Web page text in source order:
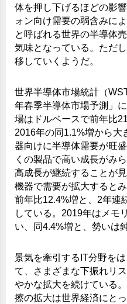
体を押し下げるほどの影
ォン向け需要の弱含みに
と呼ばれる世界の半導体
気味となっている。ただ
移していくようだ。
世界半導体市場統計（
年春季半導体市場予測」
場はドルベースで前年比
2016年の同1.1%増から大
器向けに半導体需要が旺
くの製品で高い成長がみ
高成長が継続することが
機器で需要が拡大すると
前年比12.4%増と、2年連
している。2019年はメモ
い、同4.4%増と、勢いは
景気を牽引するIT分野を
て、さまざまな下振れリ
やかな拡大を続けている
擦の拡大は世界経済にと